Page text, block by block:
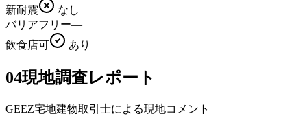
新耐震
なし
バリアフリー—
飲食店可
あり
04現地調査レポート
GEEZ宅地建物取引士による現地コメント